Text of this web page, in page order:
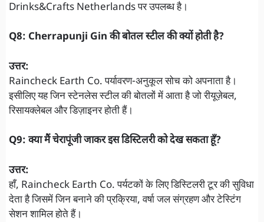
Drinks&Crafts Netherlands पर उपलब्ध है।
Q8: Cherrapunji Gin की बोतल स्टील की क्यों होती है?
उत्तर:
Raincheck Earth Co. पर्यावरण-अनुकूल सोच को अपनाता है।
इसीलिए यह जिन स्टेनलेस स्टील की बोतलों में आता है जो रीयूज़ेबल,
रिसायक्लेबल और डिज़ाइनर होती हैं।
Q9: क्या मैं चेरापूंजी जाकर इस डिस्टिलरी को देख सकता हूँ?
उत्तर:
हाँ, Raincheck Earth Co. पर्यटकों के लिए डिस्टिलरी टूर की सुविधा
देता है जिसमें जिन बनाने की प्रक्रिया, वर्षा जल संग्रहण और टेस्टिंग
सेशन शामिल होते हैं।